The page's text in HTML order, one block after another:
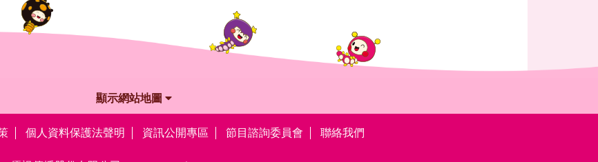
顯示網站地圖
個人資料保護法聲明 資訊公開專區 節目諮詢委員會 聯絡我們